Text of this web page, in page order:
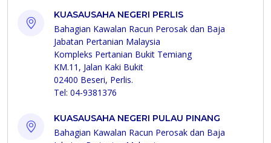
KUASAUSAHA NEGERI PERLIS
Bahagian Kawalan Racun Perosak dan Baja
Jabatan Pertanian Malaysia
Kompleks Pertanian Bukit Temiang
KM.11, Jalan Kaki Bukit
02400 Beseri, Perlis.
Tel: 04-9381376
KUASAUSAHA NEGERI PULAU PINANG
Bahagian Kawalan Racun Perosak dan Baja